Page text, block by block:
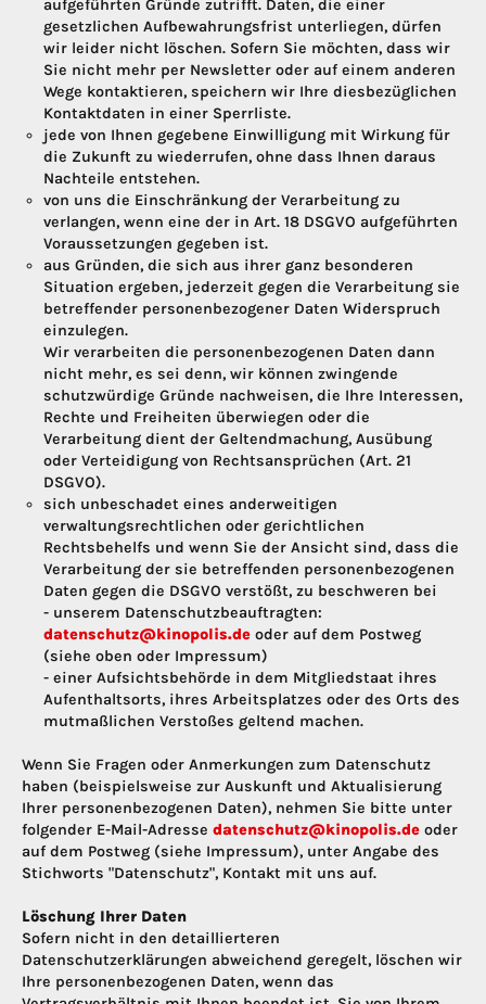
aufgeführten Gründe zutrifft. Daten, die einer
gesetzlichen Aufbewahrungsfrist unterliegen, dürfen
wir leider nicht löschen. Sofern Sie möchten, dass wir
Sie nicht mehr per Newsletter oder auf einem anderen
Wege kontaktieren, speichern wir Ihre diesbezüglichen
Kontaktdaten in einer Sperrliste.
jede von Ihnen gegebene Einwilligung mit Wirkung für
die Zukunft zu wiederrufen, ohne dass Ihnen daraus
Nachteile entstehen.
von uns die Einschränkung der Verarbeitung zu
verlangen, wenn eine der in Art. 18 DSGVO aufgeführten
Voraussetzungen gegeben ist.
aus Gründen, die sich aus ihrer ganz besonderen
Situation ergeben, jederzeit gegen die Verarbeitung sie
betreffender personenbezogener Daten Widerspruch
einzulegen.
Wir verarbeiten die personenbezogenen Daten dann
nicht mehr, es sei denn, wir können zwingende
schutzwürdige Gründe nachweisen, die Ihre Interessen,
Rechte und Freiheiten überwiegen oder die
Verarbeitung dient der Geltendmachung, Ausübung
oder Verteidigung von Rechtsansprüchen (Art. 21
DSGVO).
sich unbeschadet eines anderweitigen
verwaltungsrechtlichen oder gerichtlichen
Rechtsbehelfs und wenn Sie der Ansicht sind, dass die
Verarbeitung der sie betreffenden personenbezogenen
Daten gegen die DSGVO verstößt, zu beschweren bei
- unserem Datenschutzbeauftragten:
datenschutz@kinopolis.de oder auf dem Postweg
(siehe oben oder Impressum)
- einer Aufsichtsbehörde in dem Mitgliedstaat ihres
Aufenthaltsorts, ihres Arbeitsplatzes oder des Orts des
mutmaßlichen Verstoßes geltend machen.
Wenn Sie Fragen oder Anmerkungen zum Datenschutz
haben (beispielsweise zur Auskunft und Aktualisierung
Ihrer personenbezogenen Daten), nehmen Sie bitte unter
folgender E-Mail-Adresse datenschutz@kinopolis.de oder
auf dem Postweg (siehe Impressum), unter Angabe des
Stichworts "Datenschutz", Kontakt mit uns auf.
Löschung Ihrer Daten
Sofern nicht in den detaillierteren
Datenschutzerklärungen abweichend geregelt, löschen wir
Ihre personenbezogenen Daten, wenn das